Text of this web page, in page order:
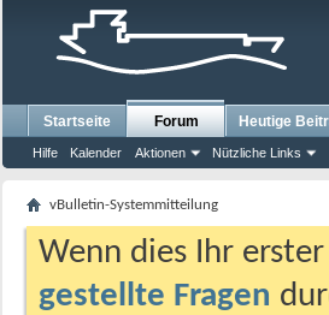
Startseite Forum
Hilfe Kalender Aktionen Nützliche Links
Heutige
vBulletin-Systemmitteilung
Wenn dies Ihr
gestellte Fragen